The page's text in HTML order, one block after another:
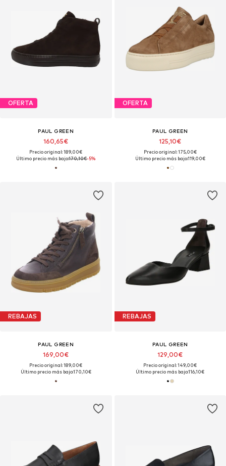
OFERTA
PAUL GREEN
160,65€
Precio original: 189,00€
Último precio más bajo:170,10€-5%
OFERTA
PAUL GREEN
125,10€
Precio original: 175,00€
Último precio más bajo:119,00€
REBAJAS
PAUL GREEN
169,00€
Precio original: 189,00€
Último precio más bajo:170,10€
REBAJAS
PAUL GREEN
129,00€
Precio original: 149,00€
Último precio más bajo:116,10€